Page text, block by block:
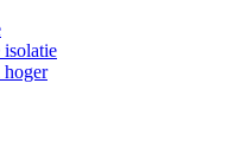
isolatie
hoger